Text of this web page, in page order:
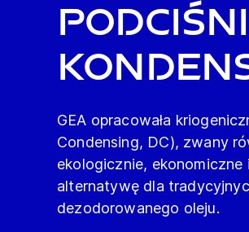
GEA opracowała
Condensing, DC), zwany
ekologicznie,
alternatywę dla
dezodorowanego oleju.